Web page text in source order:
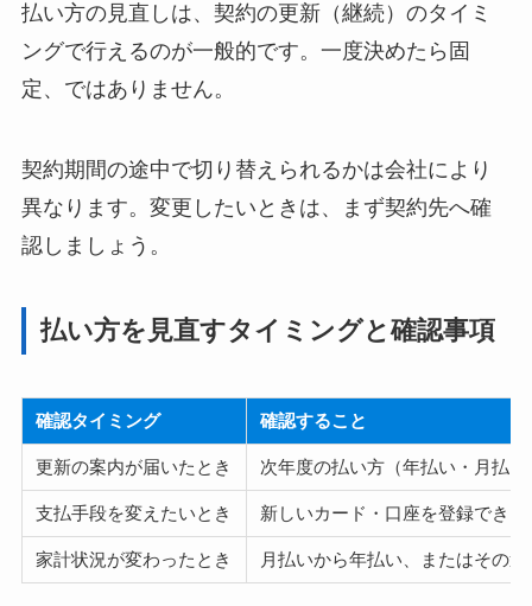
払い方の見直しは、契約の更新（継続）のタイミ
ングで行えるのが一般的です。一度決めたら固
定、ではありません。
契約期間の途中で切り替えられるかは会社により
異なります。変更したいときは、まず契約先へ確
認しましょう。
払い方を見直すタイミングと確認事項
確認タイミング 確認すること
更新の案内が届いたとき 次年度の払い方（年払い・月払
支払手段を変えたいとき 新しいカード・口座を登録できる
家計状況が変わったとき 月払いから年払い、またはその